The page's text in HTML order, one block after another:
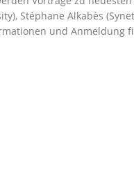
Stéphane Alkabès
und Anmeldung